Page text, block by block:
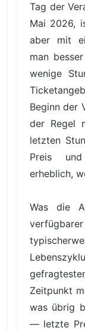
Tag der
Mai 2026,
aber mit
man
wenige
Beginn der
der Regel
letzten
Preis
erheblich,
Was die
Zeitpunkt
was übrig
— letzte